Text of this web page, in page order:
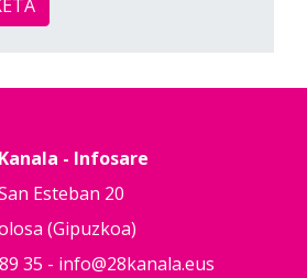
- Infosare
Esteban 20
(Gipuzkoa)
35 - info@28kanala.eus